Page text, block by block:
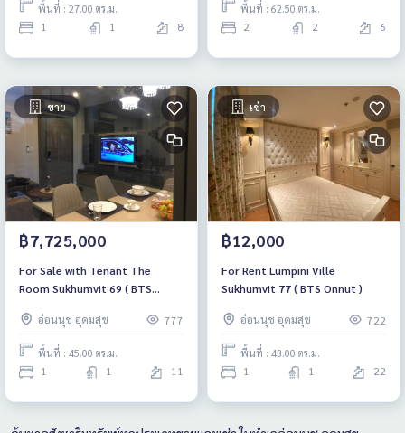
พื้นที่ : 27.00 ตร.ม.
1 1 8
พื้นที่ : 62.50 ตร.ม.
2 2 6
ขาย
฿7,725,000
For Sale with Tenant The
Room Sukhumvit 69 ( BTS
อ่อนนุช อุดมสุข
777
พื้นที่ : 45.00 ตร.ม.
1 1 11
เช่า
฿12,000
For Rent Lumpini Ville
Sukhumvit 77 ( BTS Onnut )
อ่อนนุช อุดมสุข 722
พื้นที่ : 43.00 ตร.ม.
1 1 22